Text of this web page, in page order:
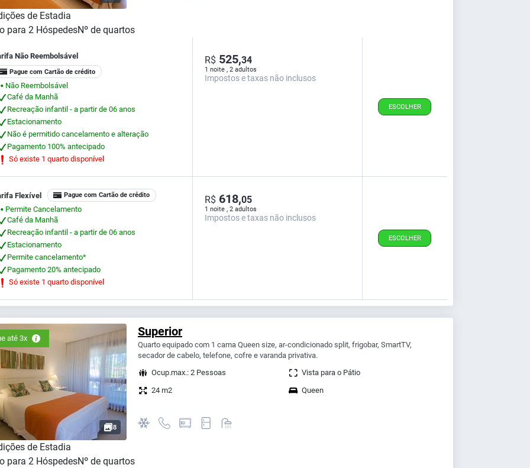
de Estadia
para 2 HóspedesNº de quartos
Não Reembolsável
Pague com Cartão de crédito
⬤
Não Reembolsável
Café da Manhã
Recreação infantil - a partir de 06 anos
Estacionamento
Não é permitido cancelamento e alteração
Pagamento 100% antecipado
Só existe 1 quarto disponível
1 noite , 2 adultos
R$ 525,34
Impostos e taxas não inclusos
ESCOLHER
Flexível Pague com Cartão de crédito
⬤
Permite Cancelamento
Café da Manhã
Recreação infantil - a partir de 06 anos
Estacionamento
Permite cancelamento*
Pagamento 20% antecipado
Só existe 1 quarto disponível
1 noite , 2 adultos
R$ 618,05
Impostos e taxas não inclusos
ESCOLHER
até 3x
8
Superior
Quarto equipado com 1 cama Queen size, ar-condicionado split, frigobar, SmartTV,
secador de cabelo, telefone, cofre e varanda privativa.
Ocup.max.: 2 Pessoas
Vista para o Pátio
24 m2
Queen
de Estadia
para 2 HóspedesNº de quartos